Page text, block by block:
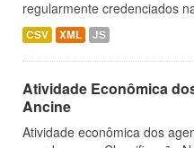
regularmente credenciados
CSV XML JS
Atividade Econômica
Ancine
Atividade econômica dos